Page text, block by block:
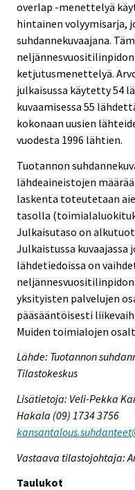
overlap -menettelyä
hintainen volyymisarja,
suhdannekuvaajana.
ketjutusmenettelyä.
julkaisussa käytetty 54
kuvaamisessa 55
kokonaan uusien
vuodesta 1996 lähtien.
Tuotannon
lähdeaineistojen
laskenta toteutetaan
tasolla
Julkaisutaso on
Julkaistussa kuvaajassa
lähdetiedoissa on
yksityisten palvelujen
pääsääntöisesti
Muiden toimialojen
Lähde: Tuotannon
Tilastokeskus
Lisätietoja: Veli-Pekka
Hakala (09) 1734 3756
Vastaava tilastojohtaja:
Taulukot